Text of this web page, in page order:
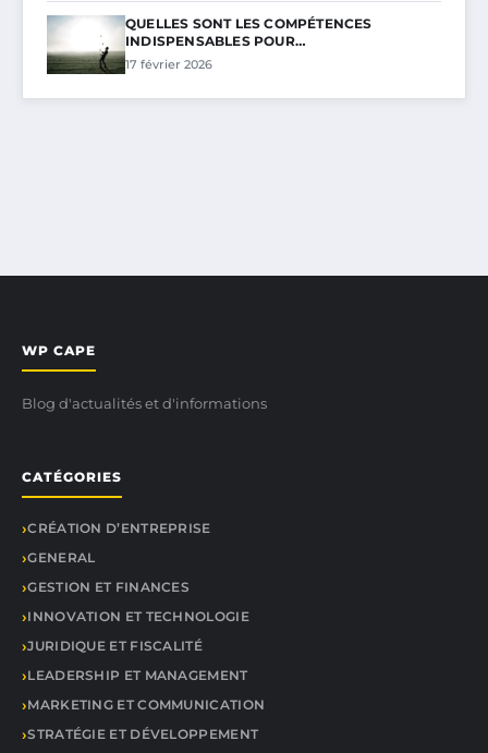
QUELLES SONT LES COMPÉTENCES
INDISPENSABLES POUR…
17 février 2026
WP CAPE
Blog d'actualités et d'informations
CATÉGORIES
CRÉATION D’ENTREPRISE
GENERAL
GESTION ET FINANCES
INNOVATION ET TECHNOLOGIE
JURIDIQUE ET FISCALITÉ
LEADERSHIP ET MANAGEMENT
MARKETING ET COMMUNICATION
STRATÉGIE ET DÉVELOPPEMENT